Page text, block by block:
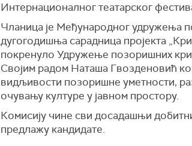
Интернационалног театарског
Чланица је Међународног удружења
дугогодишња сарадница пројекта
покренуло Удружење позоришних
Својим радом Наташа Гвозденовић
видљивости позоришне уметности,
очувању културе у јавном простору.
Комисију чине сви досадашњи
предлажу кандидате.